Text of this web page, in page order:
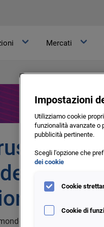
Mercati
e
del credito e dei
Impostazioni
Utilizziamo cookie
funzionalità avanzate o
pubblicità pertinente.
Scegli l'opzione che
dei cookie
Cookie
Cookie di